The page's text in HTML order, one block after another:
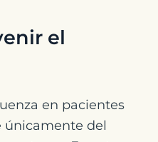
el
en pacientes
únicamente del